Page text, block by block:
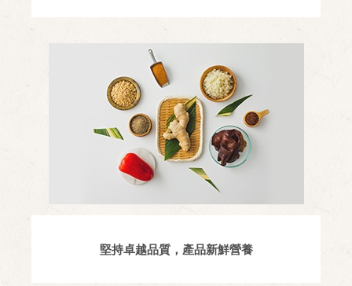
堅持卓越品質，產品新鮮營養